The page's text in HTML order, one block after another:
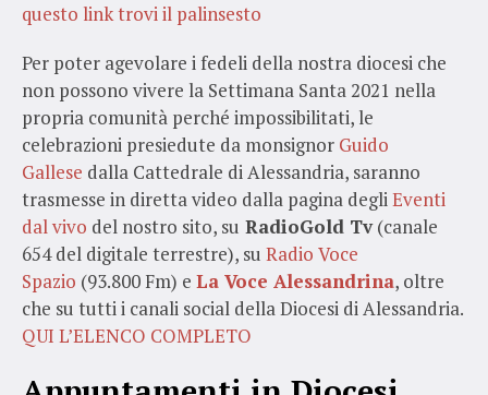
questo link trovi il palinsesto
Per poter agevolare i fedeli della nostra diocesi che
non possono vivere la Settimana Santa 2021 nella
propria comunità perché impossibilitati, le
celebrazioni presiedute da monsignor Guido
Gallese dalla Cattedrale di Alessandria, saranno
trasmesse in diretta video dalla pagina degliEventi
dal vivo del nostro sito, su RadioGold Tv(canale
654 del digitale terrestre), su Radio Voce
Spazio (93.800 Fm) e La Voce Alessandrina, oltre
che su tutti i canali social della Diocesi di Alessandria.
QUI L’ELENCO COMPLETO